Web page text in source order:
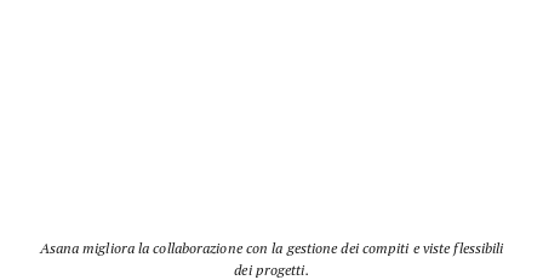
Asana migliora la collaborazione con la gestione dei compiti e viste flessibili
dei progetti.